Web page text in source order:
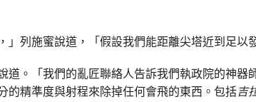
」列施蜜說道，「假設我們能距離尖塔近到足以
道。「我們的亂匠聯絡人告訴我們執政院的神器
的精準度與射程來除掉任何會飛的東西。包括吉